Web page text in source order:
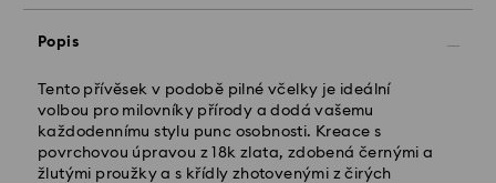
Popis
Tento přívěsek v podobě pilné včelky je ideální
volbou pro milovníky přírody a dodá vašemu
každodennímu stylu punc osobnosti. Kreace s
povrchovou úpravou z 18k zlata, zdobená černými a
žlutými proužky a s křídly zhotovenými z čirých
Objednávky podané od pondělí do pátku do 10:00
SEČ budou zpracovány a odeslány tentýž pracovní
den.
zpracování a odeslání
Standardní náklady na dopravu: CZK 180
Standardní doprava zdarma nad: CZK 2460